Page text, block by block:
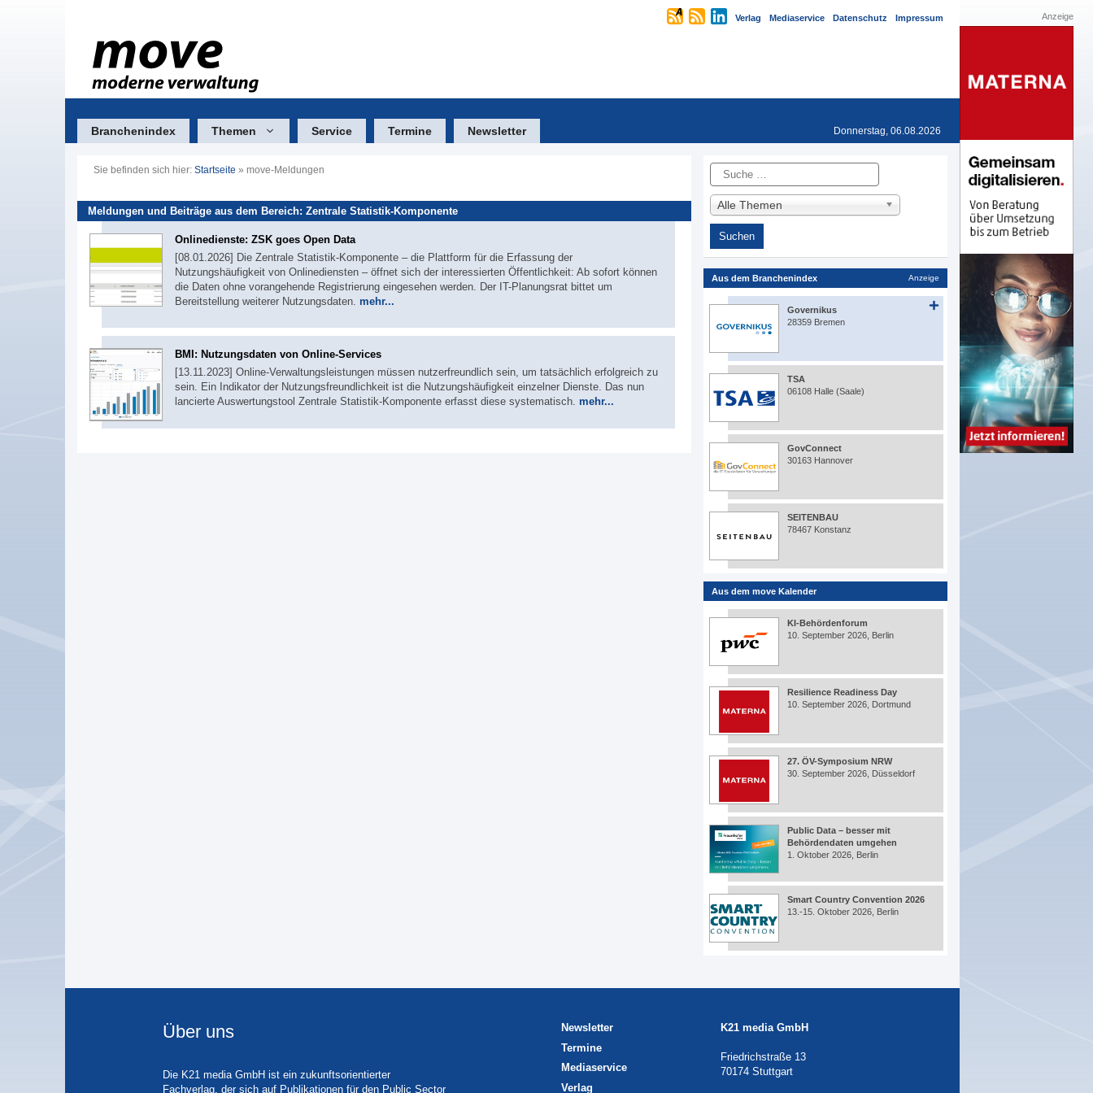
Verlag Mediaservice Datenschutz Impressum
Branchenindex Themen Service Termine Newsletter Donnerstag, 06.08.2026
Sie befinden sich hier: Startseite » move-Meldungen
Meldungen und Beiträge aus dem Bereich: Zentrale Statistik-Komponente
Onlinedienste: ZSK goes Open Data
[08.01.2026] Die Zentrale Statistik-Komponente – die Plattform für die Erfassung der
Nutzungshäufigkeit von Onlinediensten – öffnet sich der interessierten Öffentlichkeit: Ab sofort können
die Daten ohne vorangehende Registrierung eingesehen werden. Der IT-Planungsrat bittet um
Bereitstellung weiterer Nutzungsdaten. mehr...
BMI: Nutzungsdaten von Online-Services
[13.11.2023] Online-Verwaltungsleistungen müssen nutzerfreundlich sein, um tatsächlich erfolgreich zu
sein. Ein Indikator der Nutzungsfreundlichkeit ist die Nutzungshäufigkeit einzelner Dienste. Das nun
lancierte Auswertungstool Zentrale Statistik-Komponente erfasst diese systematisch. mehr...
Suche
Alle Themen
Aus dem Branchenindex Anzeige
Governikus
28359 Bremen
TSA
06108 Halle (Saale)
GovConnect
30163 Hannover
SEITENBAU
78467 Konstanz
Aus dem move Kalender
KI-Behördenforum
10. September 2026, Berlin
Resilience Readiness Day
10. September 2026, Dortmund
27. ÖV-Symposium NRW
30. September 2026, Düsseldorf
Public Data – besser mit
Behördendaten umgehen
1. Oktober 2026, Berlin
Smart Country Convention 2026
13.-15. Oktober 2026, Berlin
Anzeige
Über uns
Die K21 media GmbH ist ein zukunftsorientierter
Fachverlag, der sich auf Publikationen für den Public Sector
Newsletter
Termine
Mediaservice
Verlag
K21 media GmbH
Friedrichstraße 13
70174 Stuttgart